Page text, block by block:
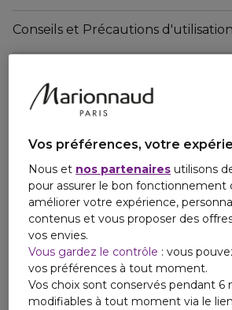
Conseils et Précautions d'utilisation
Personne responsable
Email
Vos préférences, votre
Nous et nos partenaires utilisons
pour assurer le bon fonctionnement
améliorer votre expérience,
contenus et vous proposer des
vos envies.
Vous gardez le contrôle : vous
vos préférences à tout moment.
Vos choix sont conservés pendant 6
modifiables à tout moment via le